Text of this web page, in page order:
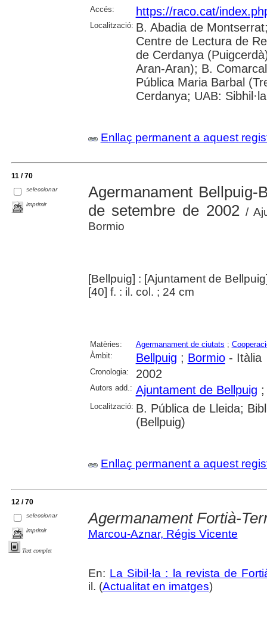
Accés: https://raco.cat/
Localització: B. Abadia de
Centre de Lectura de
de Cerdanya
Aran-Aran); B.
Pública Maria Barbal
Cerdanya; UAB: Sibhil·la
Enllaç permanent a aquest
11 / 70
seleccionar
imprimir
Agermanament
de setembre de 2002/
Bormio
[Bellpuig] : [Ajuntament de
[40] f. : il. col. ; 24 cm
Matèries: Agermanament de ciutats ;
Àmbit:
Bellpuig ; Bormio- Itàlia
Cronologia: 2002
Autors add.: Ajuntament de Bellpuig ;
Localització: B. Pública de Lleida;
(Bellpuig)
Enllaç permanent a aquest
12 / 70
seleccionar
imprimir
Text complet
Agermanament Fortià-
Marcou-Aznar, Régis Vicente
En: La Sibil·la : la revista de
il. (Actualitat en imatges)